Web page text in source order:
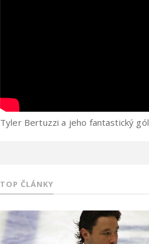
Tyler Bertuzzi a jeho fantastický gól
TOP ČLÁNKY